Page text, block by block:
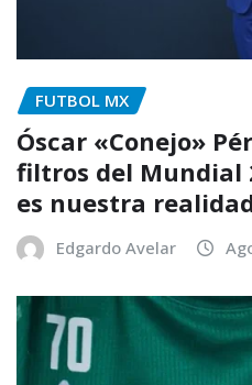
FUTBOL MX
Óscar «Conejo»
filtros del Mundial
es nuestra
Edgardo Avelar